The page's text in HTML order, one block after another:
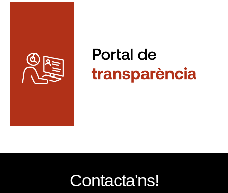
Contacta'ns!